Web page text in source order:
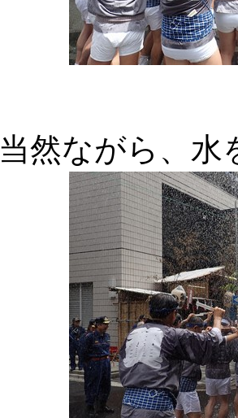
当然ながら、